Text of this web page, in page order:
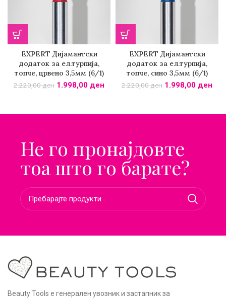
EXPERT Дијамантски
додаток за ел.турпија,
топче, црвено 3,5мм (6/1)
2.220,00ден 1.998,00 ден
EXPERT Дијамантски
додаток за ел.турпија,
топче, сино 3,5мм (6/1)
2.220,00ден 1.998,00 ден
Не го пронајдовте
тоа што го барате?
Beauty Tools е генерален увозник и застапник за